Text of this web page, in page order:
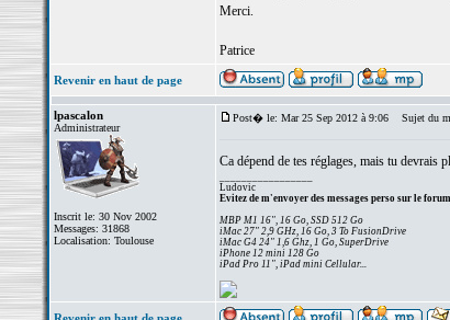
Merci.
Patrice
Revenir en haut de page
lpascalon
Administrateur
Inscrit le: 30 Nov 2002
Messages: 31868
Localisation: Toulouse
Post� le: Mar 25 Sep 2012 à 9:06 Sujet du
Ca dépend de tes réglages, mais tu
Ludovic
Evitez de m'envoyer des messages perso sur le
MBP M1 16", 16 Go, SSD 512 Go
iMac 27" 2,9 GHz, 16 Go, 3 To FusionDrive
iMac G4 24" 1,6 Ghz, 1 Go, SuperDrive
iPhone 12 mini 128 Go
iPad Pro 11", iPad mini Cellular...